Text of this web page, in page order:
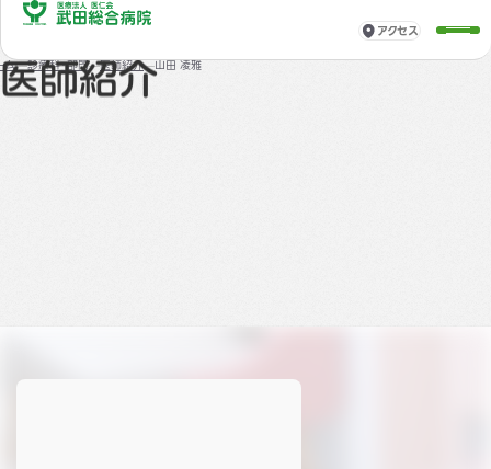
アクセス
ム 診療科・部門 医師紹介 山田 凌雅
診療科・部門
医師紹介